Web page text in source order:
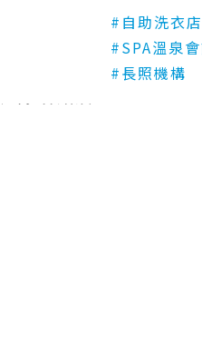
#自助洗衣店
#SPA溫泉
#長照機構
亮潔自